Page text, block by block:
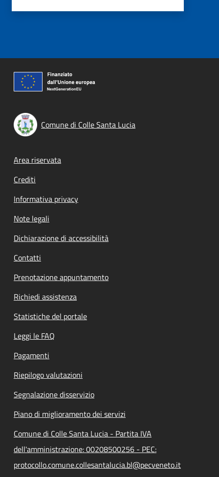
Comune di Colle Santa Lucia
Footer menu
Area riservata
Crediti
Informativa privacy
Note legali
Dichiarazione di accessibilità
Contatti
Prenotazione appuntamento
Richiedi assistenza
Statistiche del portale
Leggi le FAQ
Pagamenti
Riepilogo valutazioni
Segnalazione disservizio
Piano di miglioramento dei servizi
Comune di Colle Santa Lucia - Partita IVA
dell'amministrazione: 00208500256 - PEC:
protocollo.comune.collesantalucia.bl@pecveneto.it